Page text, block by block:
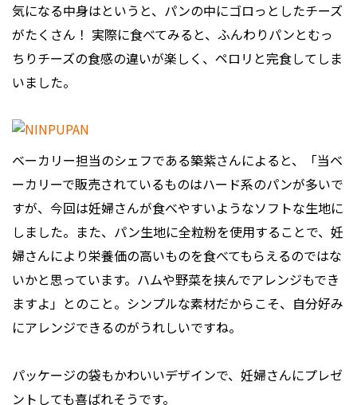
気になる中身はというと、パンの中にゴロっとしたチーズ
がたくさん！ 実際に食べてみると、ふんわりパンとむっ
ちりチーズの食感の違いが楽しく、ペロリと完食してしま
いました。
ベーカリー担当のシェフである築紫さんによると、「当ベ
ーカリーで販売されているものはハード系のパンが多いで
すが、今回は妊婦さんが食べやすいようなソフトな生地に
しました。また、パン生地に全粒粉を使用することで、妊
婦さんにより栄養価の高いものを食べてもらえるのではな
いかと思っています。ハムや野菜を挟んでアレンジもでき
ますよ」とのこと。シンプルな素材だからこそ、自分好み
にアレンジできるのがうれしいですね。
パッケージの袋もかわいいデザインで、妊婦さんにプレゼ
ントしても喜ばれそうです。